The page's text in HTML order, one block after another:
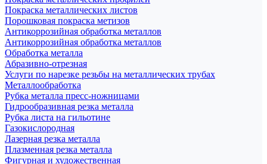
Покраска металлических листов
Порошковая покраска метизов
Антикоррозийная обработка металлов
Антикоррозийная обработка металлов
Обработка металла
Абразивно-отрезная
Услуги по нарезке резьбы на металлических трубах
Металлообработка
Рубка металла пресс-ножницами
Гидрообразивная резка металла
Рубка листа на гильотине
Газокислородная
Лазерная резка металла
Плазменная резка металла
Фигурная и художественная